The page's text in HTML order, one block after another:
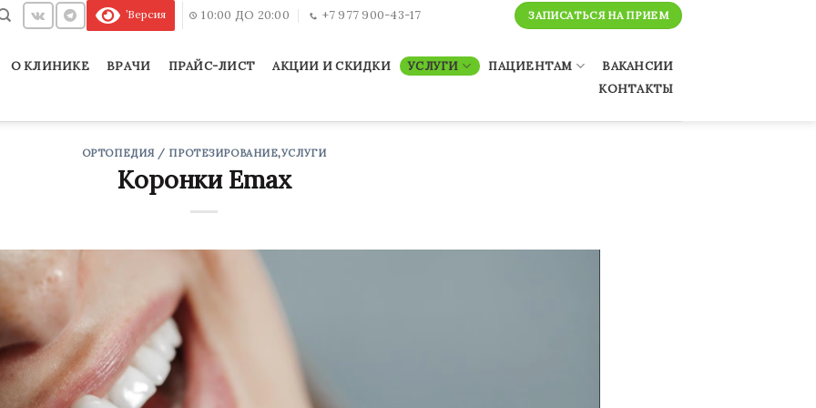
’Версия 10:00 ДО 20:00 +7 977 900-43-17 ЗАПИСАТЬСЯ НА ПРИЕМ
О КЛИНИКЕ ВРАЧИ ПРАЙС-ЛИСТ АКЦИИ И СКИДКИ УСЛУГИ ПАЦИЕНТАМ
ВАКАНСИИ
КОНТАКТЫ
ОРТОПЕДИЯ / ПРОТЕЗИРОВАНИЕ,УСЛУГИ
Коронки Emax